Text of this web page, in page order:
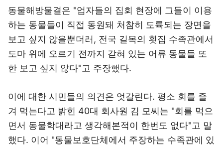
동물해방물결은 "업자들의 집회 현장에 그들이 이용
하는 동물들이 직접 동원돼 처참히 도륙되는 장면을
보고 싶지 않을뿐더러, 전국 길목의 횟집 수족관에서
도마 위에 오르기 전까지 갇혀 있는 어류 동물들 또
한 보고 싶지 않다"고 주장했다.
이에 대한 시민들의 의견은 엇갈린다. 평소 회를 즐
겨 먹는다고 밝힌 40대 회사원 김 모씨는 "회를 먹으
면서 동물학대라고 생각해본적이 한번도 없다"고 말
했다. 이어 "동물보호단체에서 주장하는 수족관에 있